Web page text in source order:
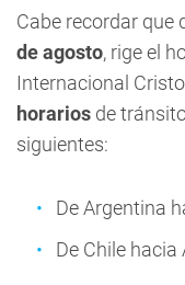
Cabe recordar que
de agosto, rige el
Internacional
horarios de
siguientes:
De Argentina
De Chile hacia